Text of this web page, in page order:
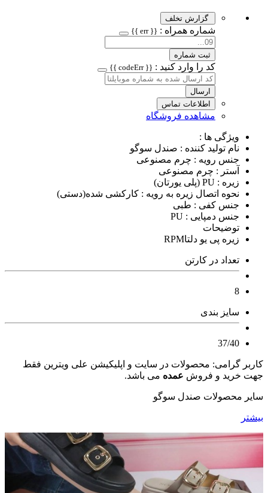
گزارش تخلف
شماره همراه : {{ err }}
ثبت شماره
کد را وارد کنید : {{ codeErr }}
ارسال
اطلاعات تماس
مشاهده فروشگاه
ویژگی ها :
نام تولید کننده : صندل سوگو
جنس رویه : چرم مصنوعی
آستر : چرم مصنوعی
زیره : PU (پلی یورتان)
نحوه اتصال زیره به رویه : کارکشی شده(دستی)
جنس کفی : طبی
جنس دمپایی : PU
توضیحات
زیره پی یو دلتاRPM
تعداد در کارتن
8
سایز بندی
37/40
کاربر گرامی: محصولات در سایت و اپلیکیشن علی ویترین فقط
جهت خرید و فروش عمده می باشد.
سایر محصولات صندل سوگو
بیشتر